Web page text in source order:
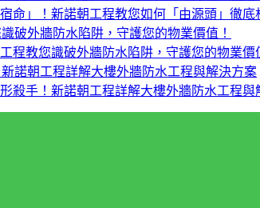
命」！新諾朝工程教您如何「由源頭」徹底
程教您識破外牆防水陷阱，守護您的物業價
殺手！新諾朝工程詳解大樓外牆防水工程與